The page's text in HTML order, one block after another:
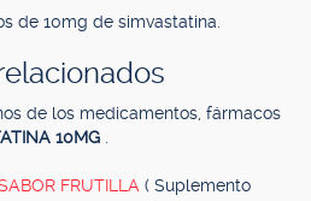
de 10mg de simvastatina.
de los medicamentos, fármacos
10MG
FRUTILLA ( Suplemento